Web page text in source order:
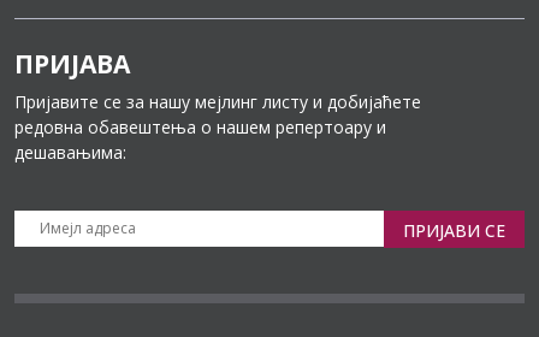
ПРИЈАВА
Пријавите се за нашу мејлинг листу и добијаћете
редовна обавештења о нашем репертоару и
дешавањима:
ПРИЈАВИ СЕ